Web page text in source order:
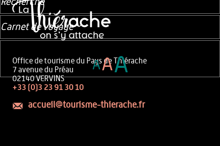
Office de tourisme du Pays de Thiérache
7 avenue du Préau
02140 VERVINS
+33 (0)3 23 91 30 10
accueil@tourisme-thierache.fr
Recherche
Carnet de voyage
AAA